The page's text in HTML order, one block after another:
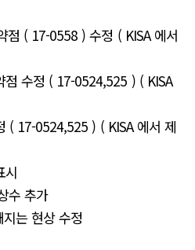
점 ( 17-0558 ) 수정 ( KISA 에서
점 수정 ( 17-0524,525 ) ( KISA
( 17-0524,525 ) ( KISA 에서 제
시
수 추가
는 현상 수정